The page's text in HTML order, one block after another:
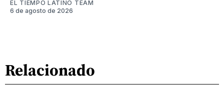
EL TIEMPO LATINO TEAM
6 de agosto de 2026
Relacionado